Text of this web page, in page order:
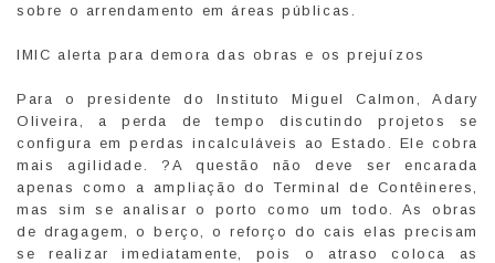
sobre o arrendamento em áreas públicas.
IMIC alerta para demora das obras e os prejuízos
Para o presidente do Instituto Miguel Calmon, Adary
Oliveira, a perda de tempo discutindo projetos se
configura em perdas incalculáveis ao Estado. Ele cobra
mais agilidade. ?A questão não deve ser encarada
apenas como a ampliação do Terminal de Contêineres,
mas sim se analisar o porto como um todo. As obras
de dragagem, o berço, o reforço do cais elas precisam
se realizar imediatamente, pois o atraso coloca as